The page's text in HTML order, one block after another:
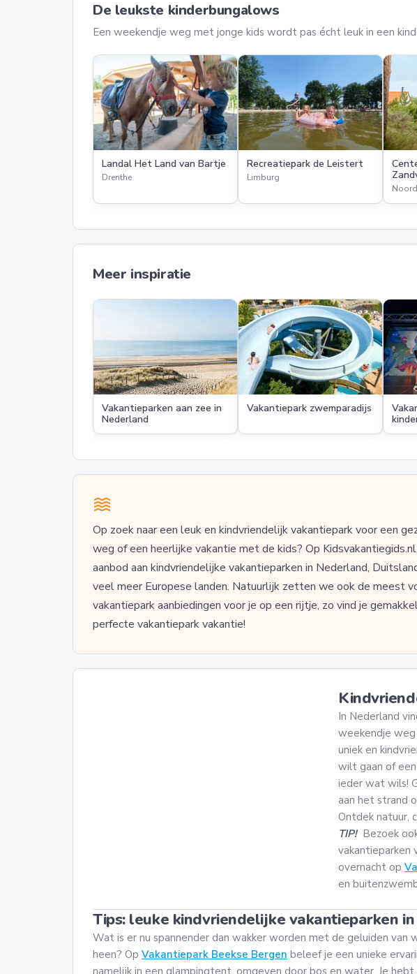
De leukste kinderbungalows
Een weekendje weg met jonge kids wordt pas écht leuk in een
Landal Het Land van Bartje
Drenthe
Recreatiepark de Leistert
Limburg
Meer inspiratie
Vakantieparken aan zee in
Nederland
Vakantiepark zwemparadijs
Op zoek naar een leuk en kindvriendelijk vakantiepark voor een
weg of een heerlijke vakantie met de kids? Op
aanbod aan kindvriendelijke vakantieparken in Nederland,
veel meer Europese landen. Natuurlijk zetten we ook de meest
vakantiepark aanbiedingen voor je op een rijtje, zo vind je
perfecte vakantiepark vakantie!
In Nederland
weekendje
uniek en
wilt gaan of
ieder wat wils!
aan het strand
Ontdek natuur,
TIP! Bezoek
vakantieparken
overnacht op
en
Tips: leuke kindvriendelijke vakantieparken
Wat is er nu spannender dan wakker worden met de geluiden van
heen? Op Vakantiepark Beekse Bergen beleef je een unieke
namelijk in een glampingtent, omgeven door bos en water. Je